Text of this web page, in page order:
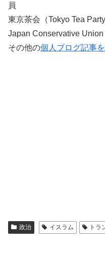
員
東京茶会（Tokyo Tea
Japan Conservative Union
その他の個人ブログ記事
政治 イスラム トラ